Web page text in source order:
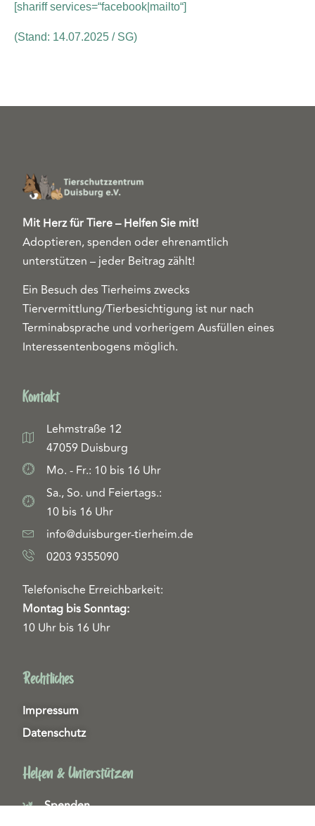
[shariff services=“facebook|mailto“]
(Stand: 14.07.2025 / SG)
Mit Herz für Tiere – Helfen Sie mit!
Adoptieren, spenden oder ehrenamtlich
unterstützen – jeder Beitrag zählt!
Ein Besuch des Tierheims zwecks
Tiervermittlung/Tierbesichtigung ist nur nach
Terminabsprache und vorherigem Ausfüllen eines
Interessentenbogens möglich.
Kontakt
Lehmstraße 12
47059 Duisburg
Mo. - Fr.: 10 bis 16 Uhr
Sa., So. und Feiertags.:
10 bis 16 Uhr
info@duisburger-tierheim.de
0203 9355090
Telefonische Erreichbarkeit:
Montag bis Sonntag:
10 Uhr bis 16 Uhr
Rechtliches
Impressum
Datenschutz
Helfen & Unterstützen
Spenden